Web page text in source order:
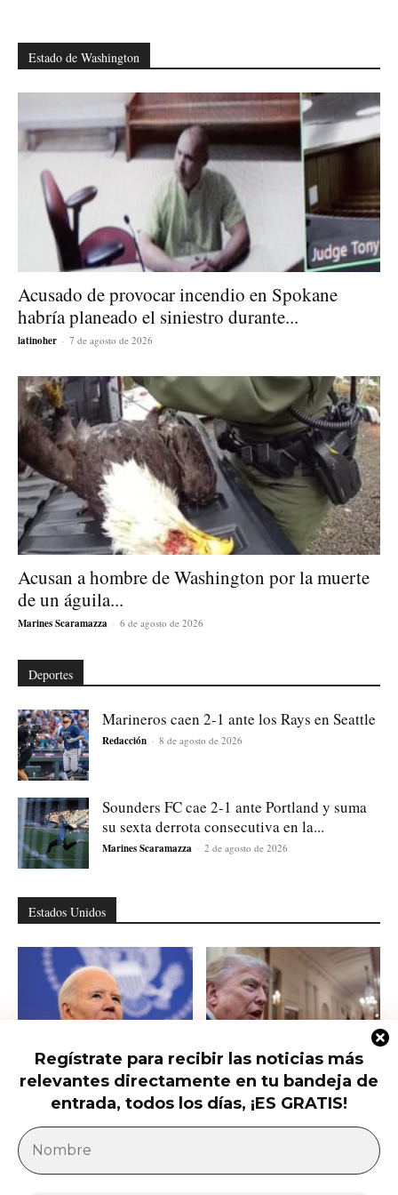
Estado de Washington
Acusado de provocar incendio en Spokane
habría planeado el siniestro durante...
latinoher - 7 de agosto de 2026
Acusan a hombre de Washington por la muerte
de un águila...
Marines Scaramazza - 6 de agosto de 2026
Deportes
Marineros caen 2-1 ante los Rays en Seattle
Redacción - 8 de agosto de 2026
Sounders FC cae 2-1 ante Portland y suma
su sexta derrota consecutiva en la...
Marines Scaramazza - 2 de agosto de 2026
Estados Unidos
Hunter Biden habla del cáncer de
su padre que avanzó hasta...
Qué saber del nuevo intento de
Trump de limitar la ciudadanía...
América Latina
Regístrate para recibir las noticias más
relevantes directamente en tu bandeja de
entrada, todos los días, ¡ES GRATIS!